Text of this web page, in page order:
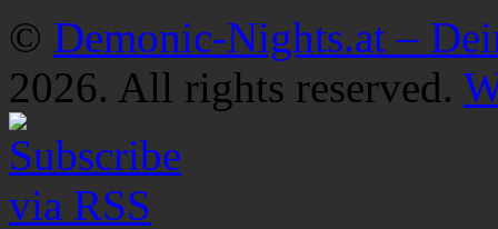
© Demonic-Nights.at –
2026. All rights reserved.